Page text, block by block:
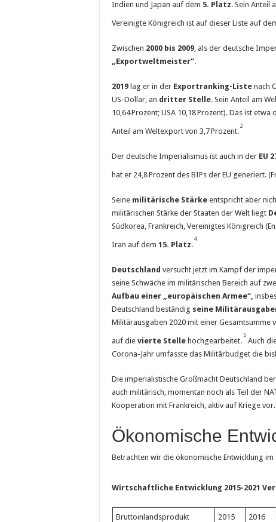
Indien und Japan auf dem 5. Platz. Sein Anteil
Vereinigte Königreich ist auf dieser Liste auf
Zwischen 2000 bis 2009 , als der deutsche
„Exportweltmeister“.
2019 lag er in der Exportranking-Liste nach
US-Dollar, an dritter Stelle. Sein Anteil am
10,64 Prozent; USA 10,18 Prozent). Das ist
Anteil am Weltexport von 3,7 Prozent.
2
Der deutsche Imperialismus ist auch in der EU
hat er 24,8 Prozent des BIPs der EU generiert.
Seine militärische Stärke entspricht aber
militärischen Stärke der Staaten der Welt liegt
Südkorea, Frankreich, Vereinigtes Königreich
Iran auf dem 15. Platz.
4
Deutschland versucht jetzt im Kampf der
seine Schwäche im militärischen Bereich auf
Aufbau einer „europäischen Armee“,
Deutschland beständig seine
Militärausgaben 2020 mit einer Gesamtsumme
auf die vierte Stelle hochgearbeitet.
5
Auch
Corona-Jahr umfasste das Militärbudget die
Die imperialistische Großmacht Deutschland
auch militärisch, momentan noch als Teil der
Kooperation mit Frankreich, aktiv auf Kriege vor.
Ökonomische
Betrachten wir die ökonomische Entwicklung
Wirtschaftliche Entwicklung 2015-2021
Brutto­inlands­produkt 2015 2016